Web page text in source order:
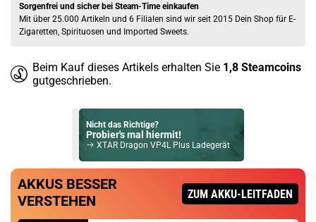
Sorgenfrei und sicher bei Steam-Time einkaufen
Mit über 25.000 Artikeln und 6 Filialen sind wir seit 2015 Dein Shop für E-
Zigaretten, Spirituosen und Imported Sweets.
Beim Kauf dieses Artikels erhalten Sie 1,8 Steamcoins
gutgeschrieben.
Nicht das Richtige?
Probier's mal hiermit!
XTAR Dragon VP4L Plus Ladegerät
Bock auf was Neues?
Check das mal!
Voopoo UFORCE-X Nano 510er Drip Tip
AKKUS BESSER
VERSTEHEN
ZUM AKKU-LEITFADEN